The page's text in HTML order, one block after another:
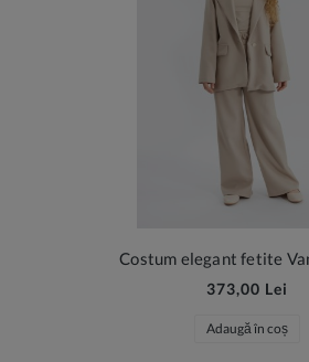
Costum elegant fetite
373,00 Lei
Adaugă în coș